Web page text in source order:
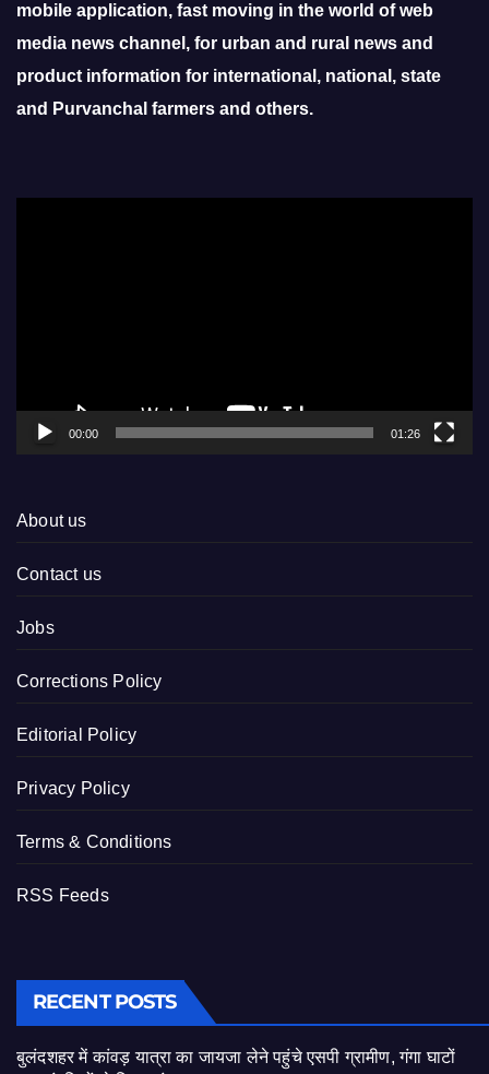
mobile application, fast moving in the world of web
media news channel, for urban and rural news and
product information for international, national, state
and Purvanchal farmers and others.
00:00 01:26
About us
Contact us
Jobs
Corrections Policy
Editorial Policy
Privacy Policy
Terms & Conditions
RSS Feeds
RECENT POSTS
बुलंदशहर में कांवड़ यात्रा का जायजा लेने पहुंचे एसपी ग्रामीण, गंगा घाटों